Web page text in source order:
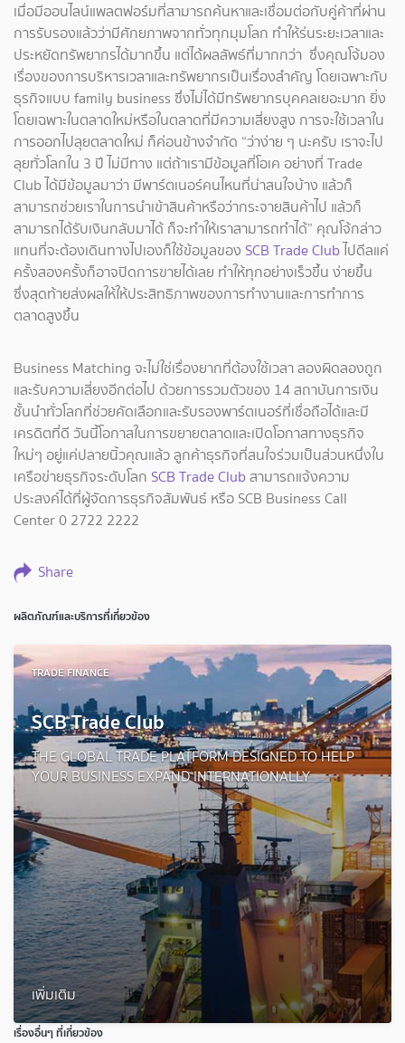
เมื่อมีออนไลน์แพลตฟอร์มที่สามารถค้นหาและเชื่อมต่อกับคู่ค้าที่ผ่าน
การรับรองแล้วว่ามีศักยภาพจากทั่วทุกมุมโลก ทำให้ร่นระยะเวลาและ
ประหยัดทรัพยากรได้มากขึ้น แต่ได้ผลลัพธ์ที่มากกว่า ซึ่งคุณโจ้มอง
เรื่องของการบริหารเวลาและทรัพยากรเป็นเรื่องสำคัญ โดยเฉพาะกับ
ธุรกิจแบบ family business ซึ่งไม่ได้มีทรัพยากรบุคคลเยอะมาก ยิ่ง
โดยเฉพาะในตลาดใหม่หรือในตลาดที่มีความเสี่ยงสูง การจะใช้เวลาใน
การออกไปลุยตลาดใหม่ ก็ค่อนข้างจำกัด “ว่าง่าย ๆ นะครับ เราจะไป
ลุยทั่วโลกใน 3 ปี ไม่มีทาง แต่ถ้าเรามีข้อมูลที่โอเค อย่างที่ Trade
Club ได้มีข้อมูลมาว่า มีพาร์ตเนอร์คนไหนที่น่าสนใจบ้าง แล้วก็
สามารถช่วยเราในการนำเข้าสินค้าหรือว่ากระจายสินค้าไป แล้วก็
สามารถได้รับเงินกลับมาได้ ก็จะทำให้เราสามารถทำได้” คุณโจ้กล่าว
แทนที่จะต้องเดินทางไปเองก็ใช้ข้อมูลของ SCB Trade Club ไปดีลแค่
ครั้งสองครั้งก็อาจปิดการขายได้เลย ทำให้ทุกอย่างเร็วขึ้น ง่ายขึ้น
ซึ่งสุดท้ายส่งผลให้ให้ประสิทธิภาพของการทำงานและการทำการ
ตลาดสูงขึ้น
Business Matching จะไม่ใช่เรื่องยากที่ต้องใช้เวลา ลองผิดลองถูก
และรับความเสี่ยงอีกต่อไป ด้วยการรวมตัวของ 14 สถาบันการเงิน
ชั้นนำทั่วโลกที่ช่วยคัดเลือกและรับรองพาร์ตเนอร์ที่เชื่อถือได้และมี
เครดิตที่ดี วันนี้โอกาสในการขยายตลาดและเปิดโอกาสทางธุรกิจ
ใหม่ๆ อยู่แค่ปลายนิ้วคุณแล้ว ลูกค้าธุรกิจที่สนใจร่วมเป็นส่วนหนึ่งใน
เครือข่ายธุรกิจระดับโลก SCB Trade Clubสามารถแจ้งความ
ประสงค์ได้ที่ผู้จัดการธุรกิจสัมพันธ์ หรือ SCB Business Call
Center 0 2722 2222
Share
ผลิตภัณฑ์และบริการที่เกี่ยวข้อง
TRADE FINANCE
SCB Trade Club
THE GLOBAL TRADE PLATFORM DESIGNED TO HELP
YOUR BUSINESS EXPAND INTERNATIONALLY
เพิ่มเติม
เรื่องอื่นๆ ที่เกี่ยวข้อง